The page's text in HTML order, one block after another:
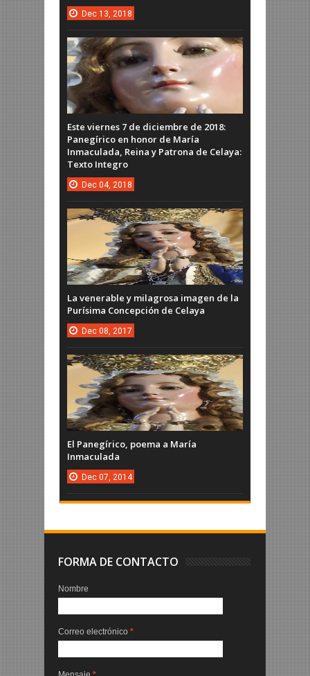
Dec 13, 2018
Este viernes 7 de diciembre de 2018:
Panegírico en honor de María
Inmaculada, Reina y Patrona de Celaya:
Texto Integro
Dec 04, 2018
La venerable y milagrosa imagen de la
Purísima Concepción de Celaya
Dec 08, 2017
El Panegírico, poema a María
Inmaculada
Dec 07, 2014
FORMA DE CONTACTO
Nombre
Correo electrónico *